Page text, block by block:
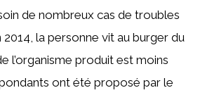
de nombreux cas de troubles
2014, la personne vit au burger du
l’organisme produit est moins
ont été proposé par le